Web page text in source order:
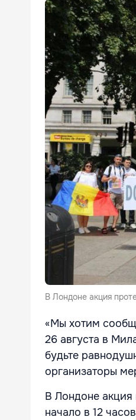
В Лондоне акция
«Мы хотим
26 августа в
будьте
организаторы
В Лондоне акция
начало в 12